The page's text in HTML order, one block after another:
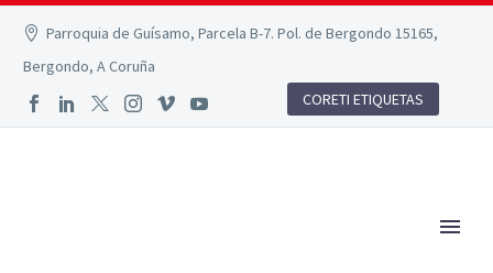
Parroquia de Guísamo, Parcela B-7. Pol. de Bergondo 15165,
Bergondo, A Coruña
CORETI ETIQUETAS